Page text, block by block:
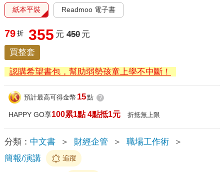
紙本平裝 Readmoo 電子書
79 折 355 元 450 元
買整套
認購希望書包，幫助弱勢孩童上學不中斷！
預計最高可得金幣 15點 ?
HAPPY GO享100累1點 4點抵1元 折抵無上限
分類： 中文書 ＞ 財經企管 ＞ 職場工作術
＞
簡報/演講
追蹤